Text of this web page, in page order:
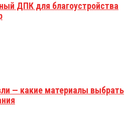
ДПК для благоустройства
— какие материалы выбрать